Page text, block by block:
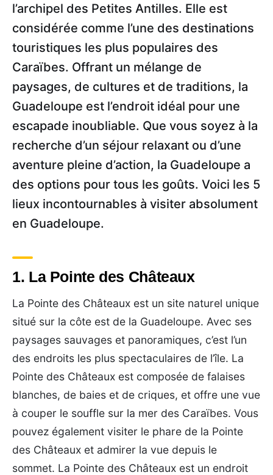
l’archipel des Petites Antilles. Elle est
considérée comme l’une des destinations
touristiques les plus populaires des
Caraïbes. Offrant un mélange de
paysages, de cultures et de traditions, la
Guadeloupe est l’endroit idéal pour une
escapade inoubliable. Que vous soyez à la
recherche d’un séjour relaxant ou d’une
aventure pleine d’action, la Guadeloupe a
des options pour tous les goûts. Voici les 5
lieux incontournables à visiter absolument
en Guadeloupe.
1. La Pointe des Châteaux
La Pointe des Châteaux est un site naturel unique
situé sur la côte est de la Guadeloupe. Avec ses
paysages sauvages et panoramiques, c’est l’un
des endroits les plus spectaculaires de l’île. La
Pointe des Châteaux est composée de falaises
blanches, de baies et de criques, et offre une vue
à couper le souffle sur la mer des Caraïbes. Vous
pouvez également visiter le phare de la Pointe
des Châteaux et admirer la vue depuis le
sommet. La Pointe des Châteaux est un endroit